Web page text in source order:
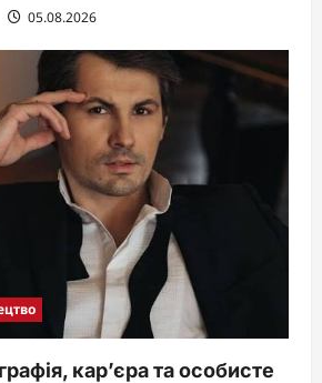
05.08.2026
кар’єра та особисте